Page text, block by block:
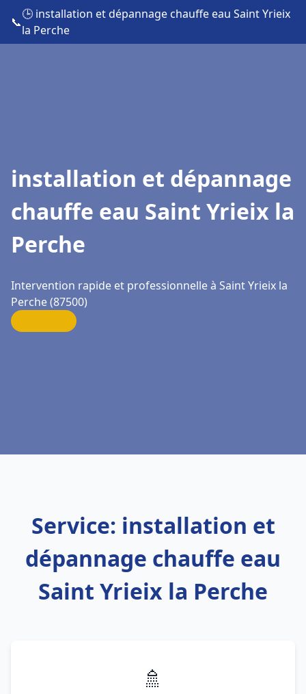
📞
🕒 installation et dépannage chauffe eau Saint Yrieix
la Perche
installation et dépannage
chauffe eau Saint Yrieix la
Perche
Intervention rapide et professionnelle à Saint Yrieix la
Perche (87500)
Service: installation et
dépannage chauffe eau
Saint Yrieix la Perche
🚿